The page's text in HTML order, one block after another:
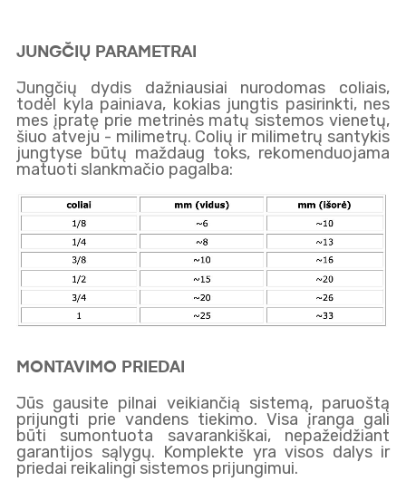
JUNGČIŲ PARAMETRAI
Jungčių dydis dažniausiai nurodomas coliais,
todėl kyla painiava, kokias jungtis pasirinkti, nes
mes įpratę prie metrinės matų sistemos vienetų,
šiuo atveju - milimetrų. Colių ir milimetrų santykis
jungtyse būtų maždaug toks, rekomenduojama
matuoti slankmačio pagalba:
MONTAVIMO PRIEDAI
Jūs gausite pilnai veikiančią sistemą, paruoštą
prijungti prie vandens tiekimo. Visa įranga gali
būti sumontuota savarankiškai, nepažeidžiant
garantijos sąlygų. Komplekte yra visos dalys ir
priedai reikalingi sistemos prijungimui.